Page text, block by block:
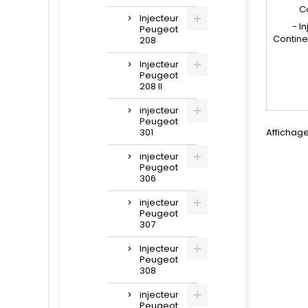
Injecteur
Peugeot
208
Injecteur
Peugeot
208 II
injecteur
Peugeot
301
injecteur
Peugeot
306
injecteur
Peugeot
307
Injecteur
Peugeot
308
injecteur
-
1980R9